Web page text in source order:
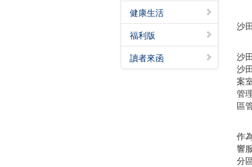
健康生活
福利版
讀者來函
沙
沙
沙
案
管
區
作
響
分區